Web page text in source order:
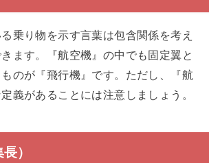
乗り物を示す言葉は包含関係を考え
ます。『航空機』の中でも固定翼と
のが『飛行機』です。ただし、『航
義があることには注意しましょう。
）